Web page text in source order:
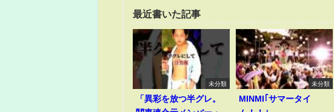
最近書いた記事
未分類
「異彩を放つ半グレ。
未分類
MINMI｢サマータイ